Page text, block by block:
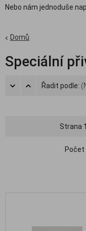
Nebo nám jednoduše
Domů
Speciální
Řadit podle:
Strana 1
Počet